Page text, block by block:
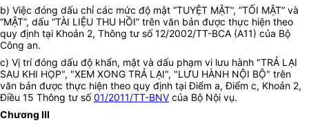
b) Việc đóng dấu chỉ các mức độ mật “TUYỆT MẬT”, “TỐI MẬT” và
“MẬT”, dấu “TÀI LIỆU THU HỒI” trên văn bản được thực hiện theo
quy định tại Khoản 2, Thông tư số 12/2002/TT-BCA (A11) của Bộ
Công an.
c) Vị trí đóng dấu độ khẩn, mật và dấu phạm vi lưu hành "TRẢ LẠI
SAU KHI HỌP", "XEM XONG TRẢ LẠI", "LƯU HÀNH NỘI BỘ" trên
văn bản được thực hiện theo quy định tại Điểm a, Điểm c, Khoản 2,
Điều 15 Thông tư số01/2011/TT-BNV của Bộ Nội vụ.
Chương III